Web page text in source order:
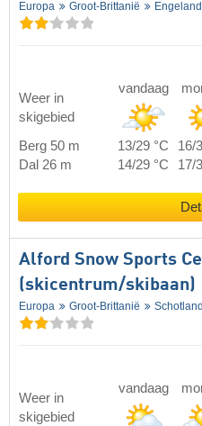
Europa Groot-Brittanië Engeland
Weer in
skigebied
vandaag
Berg 50 m 13/29 °C 16/
Dal 26 m
14/29 °C 17/
Alford Snow Sports
(skicentrum/skibaan)
Europa Groot-Brittanië Schotland
Weer in
skigebied
vandaag